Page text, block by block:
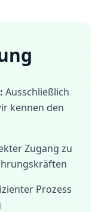
Ausschließlich
kennen den
Zugang zu
Prozess